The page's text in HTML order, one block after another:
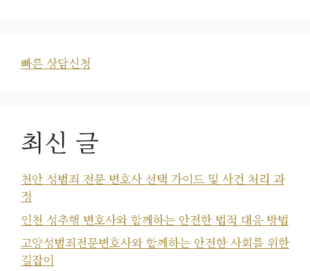
빠른 상담신청
최신 글
천안 성범죄 전문 변호사 선택 가이드 및 사건 처리 과
정
인천 성추행 변호사와 함께하는 안전한 법적 대응 방법
고양성범죄전문변호사와 함께하는 안전한 사회를 위한
길잡이